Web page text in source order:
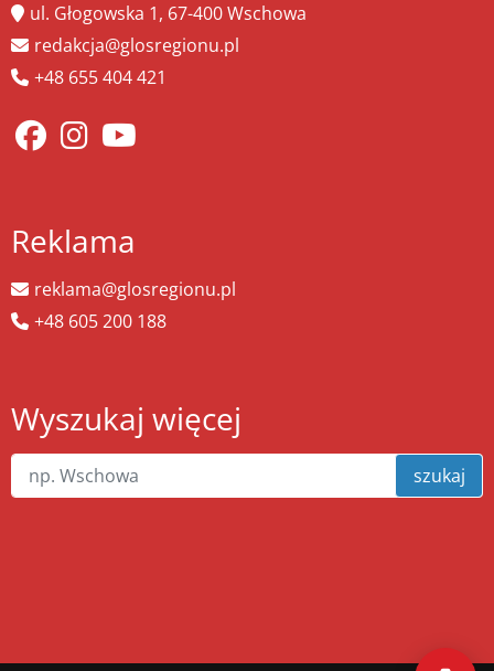
ul. Głogowska 1, 67-400 Wschowa
redakcja@glosregionu.pl
+48 655 404 421
Reklama
reklama@glosregionu.pl
+48 605 200 188
Wyszukaj więcej
szukaj